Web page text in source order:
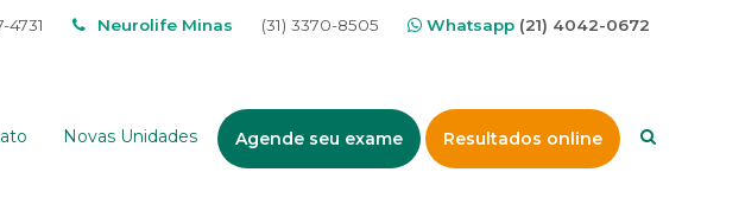
4731 Neurolife Minas (31) 3370-8505 Whatsapp (21) 4042-0672
Novas Unidades Agende seu exame Resultados online